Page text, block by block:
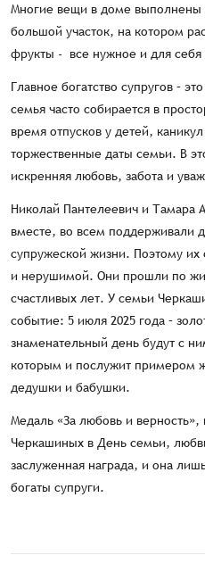
Многие вещи в доме выполнены
большой участок, на котором
фрукты - все нужное и для себя
Главное богатство супругов –
семья часто собирается в
время отпусков у детей,
торжественные даты семьи. В
искренняя любовь, забота и
Николай Пантелеевич и Тамара
вместе, во всем поддерживали
супружеской жизни. Поэтому их
и нерушимой. Они прошли по
счастливых лет. У семьи
событие: 5 июля 2025 года –
знаменательный день будут с
которым и послужит примером
дедушки и бабушки.
Медаль «За любовь и верность»,
Черкашиных в День семьи,
заслуженная награда, и она
богаты супруги.